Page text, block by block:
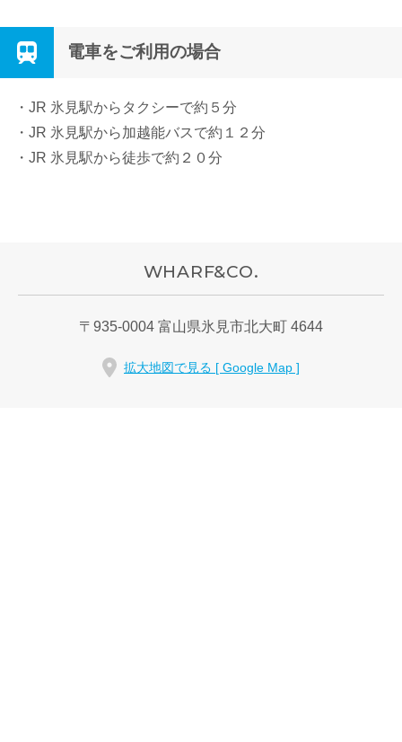
電車をご利用の場合
・JR 氷見駅からタクシーで約５分
・JR 氷見駅から加越能バスで約１２分
・JR 氷見駅から徒歩で約２０分
WHARF&CO.
〒 935-0004 富山県氷見市北大町 4644
拡大地図で見る [ Google Map ]